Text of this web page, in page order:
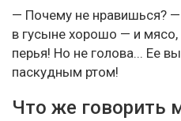
— Почему не нравишься?
в гусыне хорошо — и
перья! Но не голова... Ее
паскудным ртом!
Что же говорить